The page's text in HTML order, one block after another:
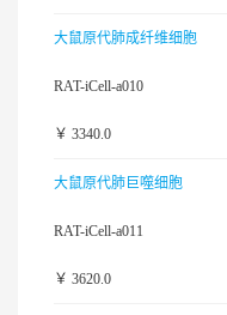
大鼠原代肺成纤维细胞
RAT-iCell-a010
￥ 3340.0
大鼠原代肺巨噬细胞
RAT-iCell-a011
￥ 3620.0